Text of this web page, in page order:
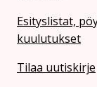
Esityslistat,
kuulutukset
Tilaa uutiskirje